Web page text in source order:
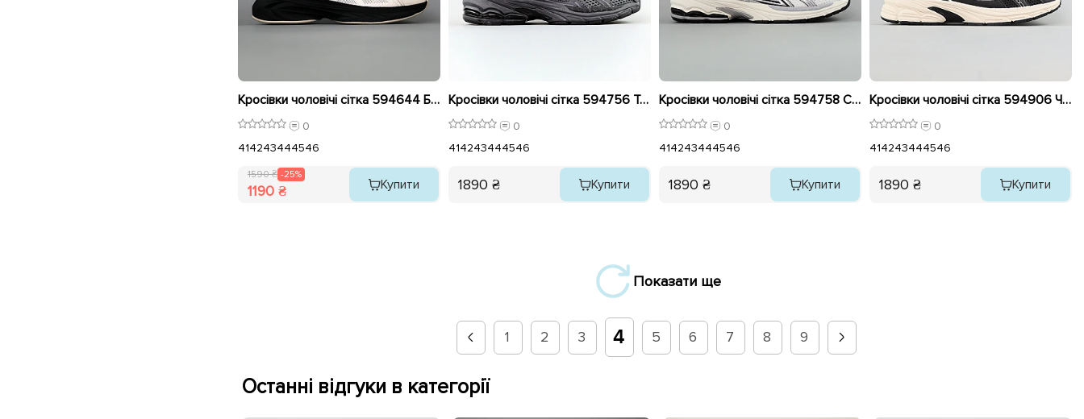
Кросівки чоловічі сітка 594644 Білі розпродаж
0
414243444546
1590 ₴ -25%
1190 ₴ Купити
Кросівки чоловічі сітка 594756 Темно сірі
0
414243444546
1890 ₴ Купити
Кросівки чоловічі сітка 594758 Сріблясто-білі
0
414243444546
1890 ₴ Купити
Кросівки чоловічі сітка 594906 Чорні
0
414243444546
1890 ₴ Купити
Показати ще
1 2 3 4 5 6 7 8 9
Останні відгуки в категорії